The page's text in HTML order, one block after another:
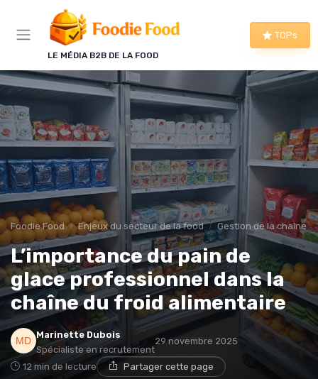
LE MÉDIA B2B DE LA FOOD
TOPs
Foodie Food Enjeux du secteur de la food Gestion de la chaîne
L’importance du pain de
glace professionnel dans la
chaîne du froid alimentaire
Marinette Dubois
Spécialiste en recrutement
29 novembre 2025
12 min de lecture Partager cette page
Panneau de gestion des cookies